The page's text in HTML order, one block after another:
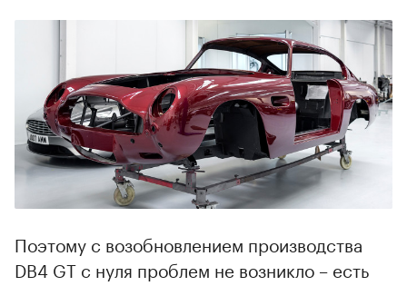
Поэтому с возобновлением производства
DB4 GT с нуля проблем не возникло – есть